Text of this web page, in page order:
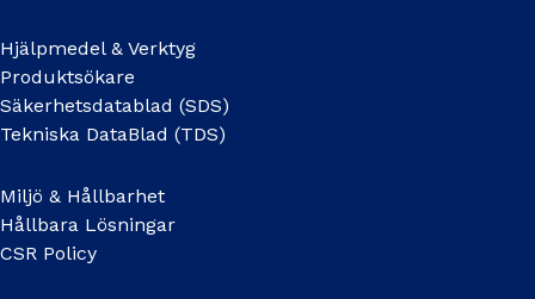
Hjälpmedel & Verktyg
Produktsökare
Säkerhetsdatablad (SDS)
Tekniska DataBlad (TDS)
Miljö & Hållbarhet
Hållbara Lösningar
CSR Policy